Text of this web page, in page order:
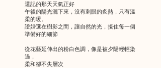
還記的那天天氣正好
午後的陽光灑下來，沒有刺眼的炙熱，只有溫
柔的暖。
證婚選在樹影之間，讓自然的光，接住每一個
準備好的細節
從花藝延伸出的粉白色調，像是被夕陽輕輕染
過，
柔和卻不失層次